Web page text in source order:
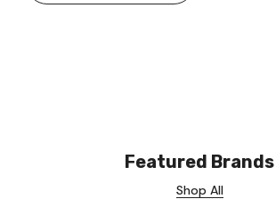
Featured Brands
Shop All